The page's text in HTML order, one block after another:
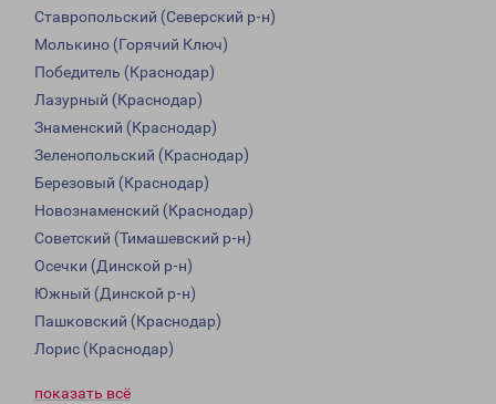
Ставропольский (Северский р-н)
Молькино (Горячий Ключ)
Победитель (Краснодар)
Лазурный (Краснодар)
Знаменский (Краснодар)
Зеленопольский (Краснодар)
Березовый (Краснодар)
Новознаменский (Краснодар)
Советский (Тимашевский р-н)
Осечки (Динской р-н)
Южный (Динской р-н)
Пашковский (Краснодар)
Лорис (Краснодар)
показать всё